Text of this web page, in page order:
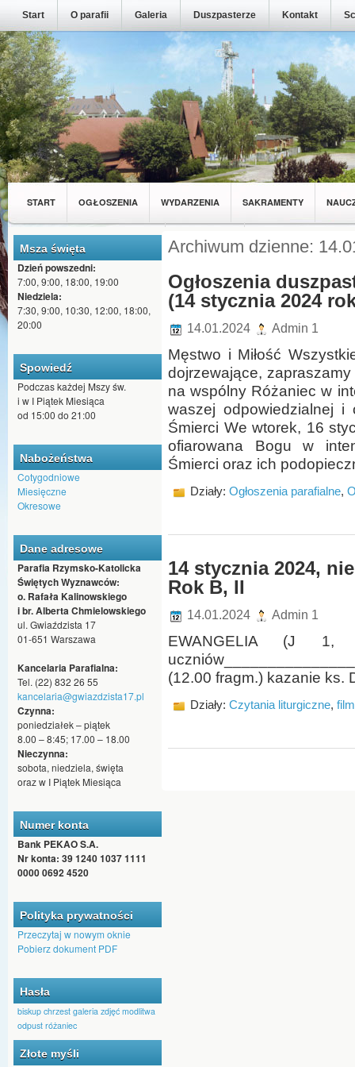
Start O parafii Galeria Duszpasterze Kontakt
START OGŁOSZENIA WYDARZENIA SAKRAMENTY
MŁODZIEŻ Z NASZEJ PARAFII WSPÓLNOTY
Msza święta
Dzień powszedni:
7:00, 9:00, 18:00, 19:00
Niedziela:
7:30, 9:00, 10:30, 12:00, 18:00,
20:00
Spowiedź
Podczas każdej Mszy św.
i w I Piątek Miesiąca
od 15:00 do 21:00
Nabożeństwa
Cotygodniowe
Miesięczne
Okresowe
Dane adresowe
Parafia Rzymsko-Katolicka
Świętych Wyznawców:
o. Rafała Kalinowskiego
i br. Alberta Chmielowskiego
ul. Gwiaździsta 17
01-651 Warszawa
Kancelaria Parafialna:
Tel. (22) 832 26 55
kancelaria@gwiazdzista17.pl
Czynna:
poniedziałek – piątek
8.00 – 8:45; 17.00 – 18.00
Nieczynna:
sobota, niedziela, święta
oraz w I Piątek Miesiąca
Numer konta
Bank PEKAO S.A.
Nr konta: 39 1240 1037 1111
0000 0692 4520
Polityka prywatności
Przeczytaj w nowym oknie
Pobierz dokument PDF
Hasła
biskup chrzest galeria zdjęć modlitwa
odpust różaniec
Złote myśli
Archiwum dzienne:
Ogłoszenia
(14 stycznia 2024
14.01.2024 Admin 1
Męstwo i Miłość
dojrzewające,
na wspólny Różaniec w
waszej odpowiedzialnej i
Śmierci We wtorek, 16
ofiarowana Bogu w
Śmierci oraz ich
Działy: Ogłoszenia parafialne,
14 stycznia 2024,
Rok B, II
14.01.2024 Admin 1
EWANGELIA (J 1,
(12.00 fragm.) kazanie
Działy: Czytania liturgiczne,